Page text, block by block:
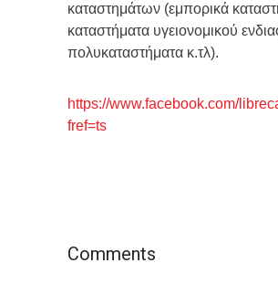
καταστημάτων (εμπορικά
καταστήματα υγειονομικού
πολυκαταστήματα κ.τλ).
https://www.facebook.com/
fref=ts
Comments